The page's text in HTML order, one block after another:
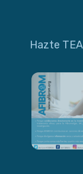
Hazte